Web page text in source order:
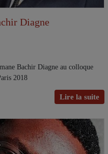
Diagne
Bachir Diagne au colloque
2018
Lire la suite